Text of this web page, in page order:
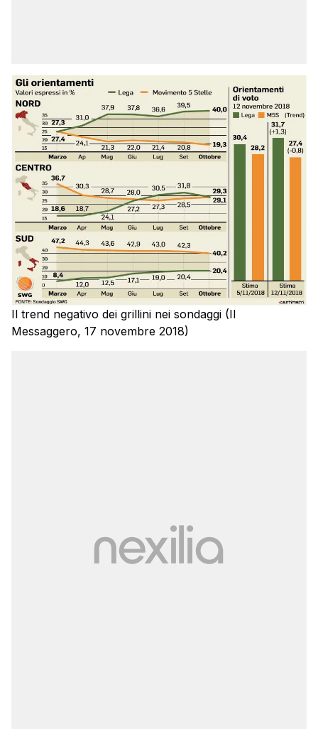
Il trend negativo dei grillini nei sondaggi (Il
Messaggero, 17 novembre 2018)